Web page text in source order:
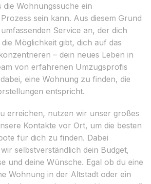
die Wohnungssuche ein
sein kann. Aus diesem Grund
Service an, der dich
Möglichkeit gibt, dich auf das
– dein neues Leben in
von erfahrenen Umzugsprofis
eine Wohnung zu finden, die
entspricht.
erreichen, nutzen wir unser großes
Kontakte vor Ort, um die besten
für dich zu finden. Dabei
selbstverständlich dein Budget,
und deine Wünsche. Egal ob du eine
Wohnung in der Altstadt oder ein